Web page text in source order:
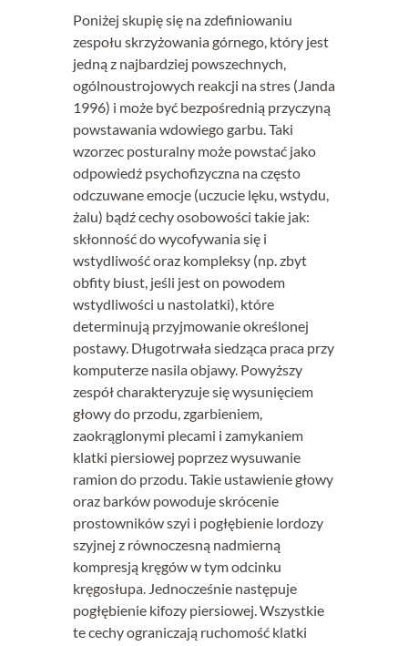
Poniżej skupię się na zdefiniowaniu
zespołu skrzyżowania górnego, który jest
jedną z najbardziej powszechnych,
ogólnoustrojowych reakcji na stres (Janda
1996) i może być bezpośrednią przyczyną
powstawania wdowiego garbu. Taki
wzorzec posturalny może powstać jako
odpowiedź psychofizyczna na często
odczuwane emocje (uczucie lęku, wstydu,
żalu) bądź cechy osobowości takie jak:
skłonność do wycofywania się i
wstydliwość oraz kompleksy (np. zbyt
obfity biust, jeśli jest on powodem
wstydliwości u nastolatki), które
determinują przyjmowanie określonej
postawy. Długotrwała siedząca praca przy
komputerze nasila objawy. Powyższy
zespół charakteryzuje się wysunięciem
głowy do przodu, zgarbieniem,
zaokrąglonymi plecami i zamykaniem
klatki piersiowej poprzez wysuwanie
ramion do przodu. Takie ustawienie głowy
oraz barków powoduje skrócenie
prostowników szyi i pogłębienie lordozy
szyjnej z równoczesną nadmierną
kompresją kręgów w tym odcinku
kręgosłupa. Jednocześnie następuje
pogłębienie kifozy piersiowej. Wszystkie
te cechy ograniczają ruchomość klatki